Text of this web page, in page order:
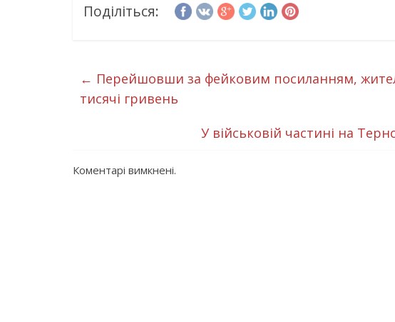
Поділіться:
← Перейшовши за фейковим посиланням,
тисячі гривень
У військовій частині на
Коментарі вимкнені.